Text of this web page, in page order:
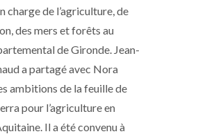
charge de l’agriculture, de
des mers et forêts au
de Gironde. Jean-
a partagé avec Nora
ambitions de la feuille de
pour l’agriculture en
Il a été convenu à